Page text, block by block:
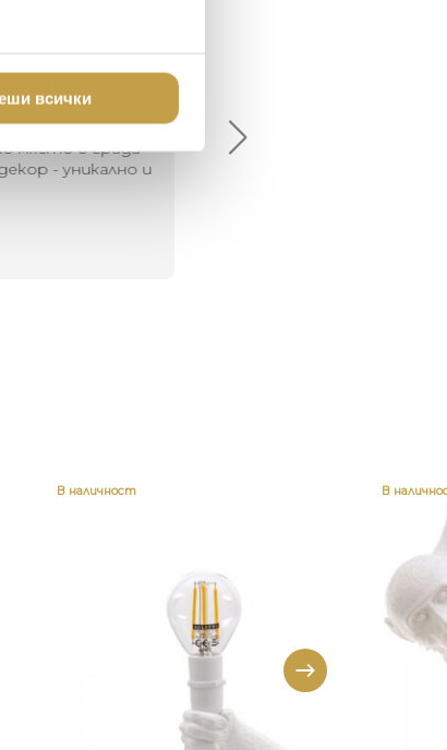
всички
място в града
- уникално и
Хареса ми
В наличност В